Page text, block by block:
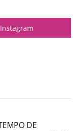
Instagram
DE